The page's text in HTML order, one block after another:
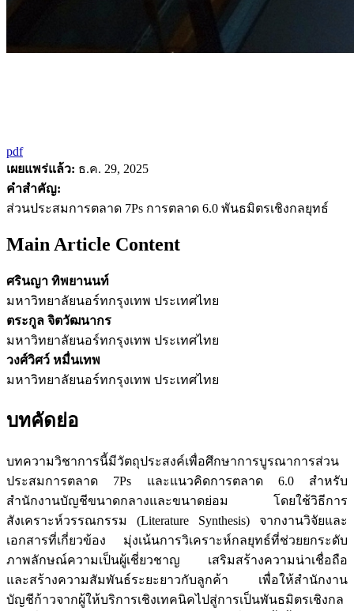
pdf
เผยแพร่แล้ว: ธ.ค. 29, 2025
คำสำคัญ:
ส่วนประสมการตลาด 7Ps การตลาด 6.0 พันธมิตรเชิงกลยุทธ์
Main Article Content
ศรินญา ทิพยานนท์
มหาวิทยาลัยนอร์ทกรุงเทพ ประเทศไทย
ตระกูล จิตวัฒนากร
มหาวิทยาลัยนอร์ทกรุงเทพ ประเทศไทย
วงศ์วิศว์ หมื่นเทพ
มหาวิทยาลัยนอร์ทกรุงเทพ ประเทศไทย
บทคัดย่อ
บทความวิชาการนี้มีวัตถุประสงค์เพื่อศึกษาการบูรณาการส่วน
ประสมการตลาด 7Ps และแนวคิดการตลาด 6.0 สำหรับ
สำนักงานบัญชีขนาดกลางและขนาดย่อม โดยใช้วิธีการ
สังเคราะห์วรรณกรรม (Literature Synthesis) จากงานวิจัยและ
เอกสารที่เกี่ยวข้อง มุ่งเน้นการวิเคราะห์กลยุทธ์ที่ช่วยยกระดับ
ภาพลักษณ์ความเป็นผู้เชี่ยวชาญ เสริมสร้างความน่าเชื่อถือ
และสร้างความสัมพันธ์ระยะยาวกับลูกค้า เพื่อให้สำนักงาน
บัญชีก้าวจากผู้ให้บริการเชิงเทคนิคไปสู่การเป็นพันธมิตรเชิงกล